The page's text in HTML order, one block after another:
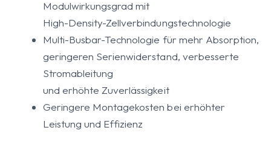
Modulwirkungsgrad mit
High-Density-Zellverbindungstechnologie
Multi-Busbar-Technologie für mehr Absorption,
geringeren Serienwiderstand, verbesserte
Stromableitung
und erhöhte Zuverlässigkeit
Geringere Montagekosten bei erhöhter
Leistung und Effizienz